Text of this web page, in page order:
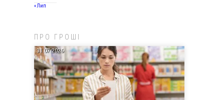
« Лип
ПРО ГРОШІ
31.07.2026